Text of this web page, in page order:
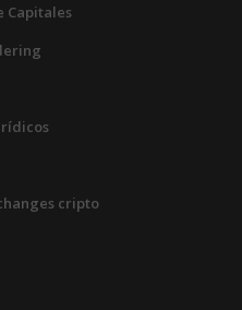
Capitales
cripto